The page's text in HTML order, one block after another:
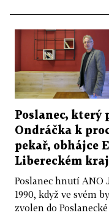
Poslanec, který
Ondráčka k
pekař, obhájce
Libereckém
Poslanec hnutí ANO
1990, když ve svém
zvolen do